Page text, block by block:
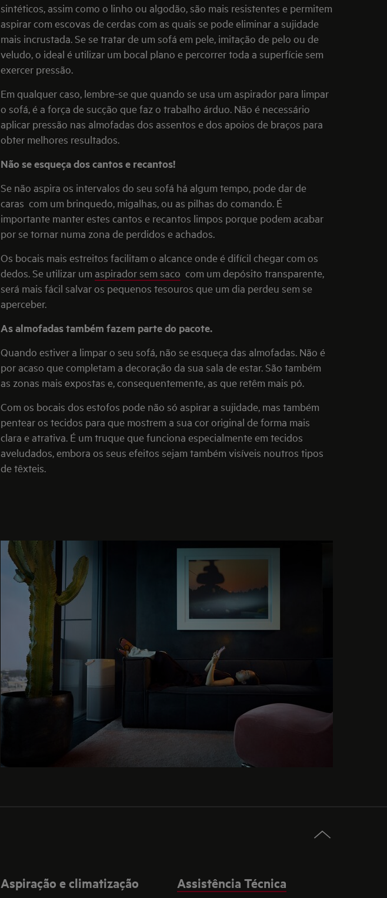
sintéticos, assim como o linho ou algodão, são mais resistentes e permitem
aspirar com escovas de cerdas com as quais se pode eliminar a sujidade
mais incrustada. Se se tratar de um sofá em pele, imitação de pelo ou de
veludo, o ideal é utilizar um bocal plano e percorrer toda a superfície sem
exercer pressão.
Em qualquer caso, lembre-se que quando se usa um aspirador para limpar
o sofá, é a força de sucção que faz o trabalho árduo. Não é necessário
aplicar pressão nas almofadas dos assentos e dos apoios de braços para
obter melhores resultados.
Não se esqueça dos cantos e recantos!
Se não aspira os intervalos do seu sofá há algum tempo, pode dar de
caras com um brinquedo, migalhas, ou as pilhas do comando. É
importante manter estes cantos e recantos limpos porque podem acabar
por se tornar numa zona de perdidos e achados.
Os bocais mais estreitos facilitam o alcance onde é difícil chegar com os
dedos. Se utilizar um aspirador sem saco com um depósito transparente,
será mais fácil salvar os pequenos tesouros que um dia perdeu sem se
aperceber.
As almofadas também fazem parte do pacote.
Quando estiver a limpar o seu sofá, não se esqueça das almofadas. Não é
por acaso que completam a decoração da sua sala de estar. São também
as zonas mais expostas e, consequentemente, as que retêm mais pó.
Com os bocais dos estofos pode não só aspirar a sujidade, mas também
pentear os tecidos para que mostrem a sua cor original de forma mais
clara e atrativa. É um truque que funciona especialmente em tecidos
aveludados, embora os seus efeitos sejam também visíveis noutros tipos
de têxteis.
Aspiração e climatização Assistência Técnica